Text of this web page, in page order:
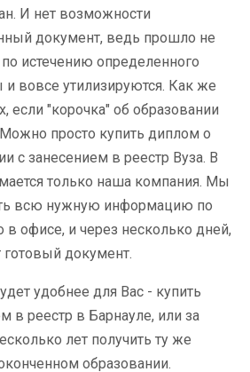
И нет возможности
документ, ведь прошло не
истечению определенного
и вовсе утилизируются. Как же
если "корочка" об образовании
просто купить диплом о
с занесением в реестр Вуза. В
только наша компания. Мы
всю нужную информацию по
в офисе, и через несколько дней,
готовый документ.
удобнее для Вас - купить
в реестр в Барнауле, или за
лет получить ту же
образовании.